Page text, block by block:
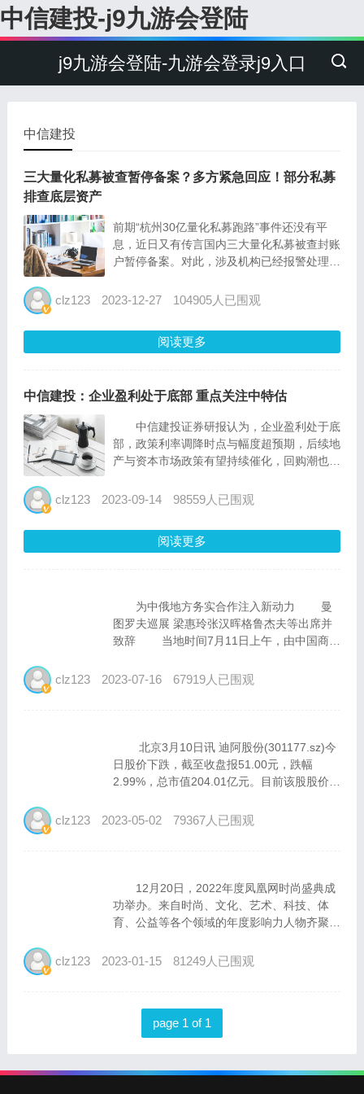
中信建投-j9九游会登陆
j9九游会登陆-九游会登录j9入口
中信建投
三大量化私募被查暂停备案？多方紧急回应！部分私募
排查底层资产
前期“杭州30亿量化私募跑路”事件还没有平
息，近日又有传言国内三大量化私募被查封账
户暂停备案。对此，涉及机构已经报警处理，
30亿量化跑路”事件，结合百亿私募洛克资本
成为众多投...
clz123 2023-12-27 104905人已围观
阅读更多
中信建投：企业盈利处于底部 重点关注中特估
中信建投证券研报认为，企业盈利处于底
部，政策利率调降时点与幅度超预期，后续地
产与资本市场政策有望持续催化，回购潮也显
注以中特估为代表的低估值高分红方向。行
商、保险、汽车、机械...
clz123 2023-09-14 98559人已围观
阅读更多
为中俄地方务实合作注入新动力 曼
图罗夫巡展 梁惠玲张汉晖格鲁杰夫等出席并
致辞 当地时间7月11日上午，由中国商务
部、经济发展部共同主办的第七届中国—俄罗
clz123 2023-07-16 67919人已围观
北京3月10日讯 迪阿股份(301177.sz)今
日股价下跌，截至收盘报51.00元，跌幅
2.99%，总市值204.01亿元。目前该股股价低
在深交所创业板上市，发行价格为116.88元/
clz123 2023-05-02 79367人已围观
12月20日，2022年度凤凰网时尚盛典成
功举办。来自时尚、文化、艺术、科技、体
育、公益等各个领域的年度影响力人物齐聚线
时刻，致敬领袖人物所展现的时代精神和创新
clz123 2023-01-15 81249人已围观
page 1 of 1